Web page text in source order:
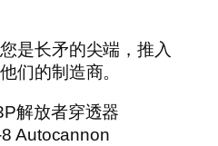
是长矛的尖端，推入
们的制造商。
解放者穿透器
Autocannon